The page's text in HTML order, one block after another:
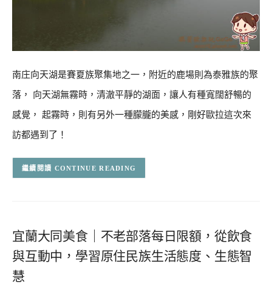
南庄向天湖是賽夏族聚集地之一，附近的鹿場則為泰雅族的聚
落， 向天湖無霧時，清澈平靜的湖面，讓人有種寬闊舒暢的
感覺， 起霧時，則有另外一種朦朧的美感，剛好歐拉這次來
訪都遇到了！
CONTINUE READING
宜蘭大同美食｜不老部落每日限額，從飲食
與互動中，學習原住民族生活態度、生態智
慧